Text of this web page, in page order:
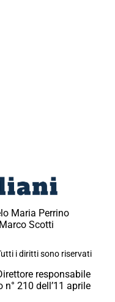
Maria Perrino
Scotti
i diritti sono riservati
responsabile
210 dell’11 aprile